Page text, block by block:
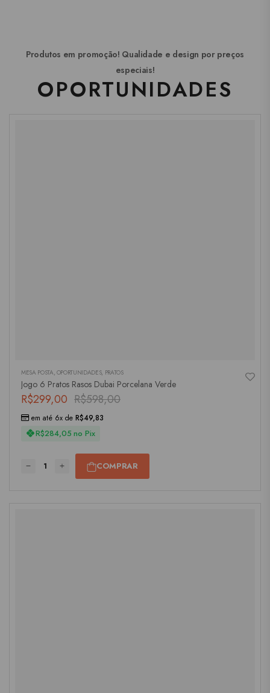
Produtos em promoção! Qualidade e design por preços
especiais!
OPORTUNIDADES
MESA POSTA, OPORTUNIDADES, PRATOS
Jogo 6 Pratos Rasos Dubai Porcelana Verde
R$299,00 R$598,00
R$284,05 no Pix
em até 6x de R$49,83
COMPRAR